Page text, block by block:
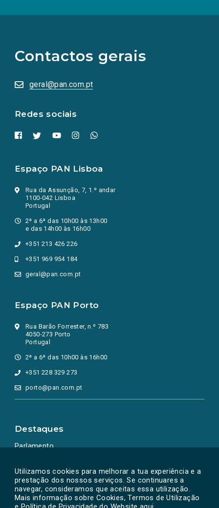
Utilizamos cookies para melhorar a tua experiência e a
prestação dos nossos serviços. Se continuares a
navegar, consideramos que aceitas essa utilização.
Mais informação sobre Cookies, Termos de Utilização
Contactos gerais
geral@pan.com.pt
Redes sociais
redes
sociais
numa
nova
Espaço PAN Lisboa
Rua da Assunção, 7, 1.º andar
1100-042 Lisboa
Portugal
2ª a 6ª das 10h00 às 13h00
e das 14h00 às 16h00
+351 213 426 226
+351 969 954 184
geral@pan.com.pt
Espaço PAN Porto
Rua Barão Forrester, n.º 783
4050-273 Porto
Portugal
2ª a 6ª das 10h00 às 16h00
+351 228 329 273
porto@pan.com.pt
Destaques
Parlamento